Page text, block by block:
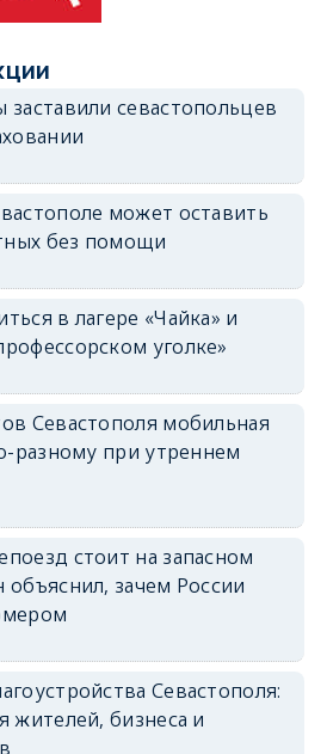
севастопольцев
может оставить
без помощи
в лагере «Чайка» и
уголке»
Севастополя мобильная
разному при утреннем
стоит на запасном
зачем России
Севастополя:
жителей, бизнеса и